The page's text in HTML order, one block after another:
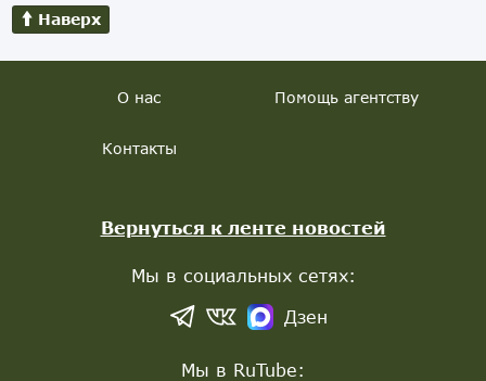
Наверх
О нас Помощь агентству
Контакты
Вернуться к ленте новостей
Мы в социальных сетях:
Дзен
Мы в RuTube: